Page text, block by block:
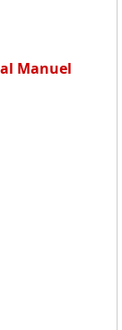
Manuel